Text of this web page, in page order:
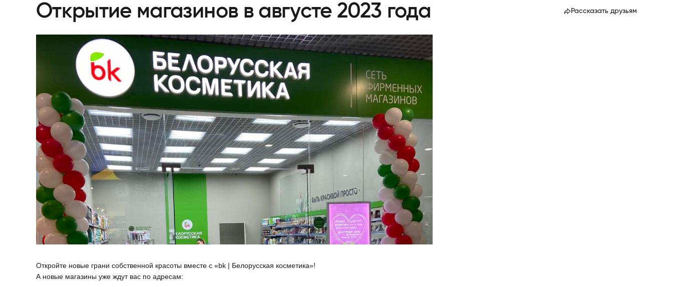
Открытие магазинов в августе 2023 года Рассказать друзьям
Откройте новые грани собственной красоты вместе с «bk | Белорусская косметика»!
А новые магазины уже ждут вас по адресам: